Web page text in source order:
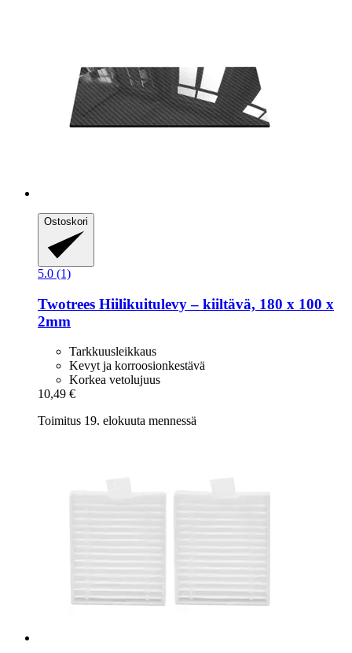
Ostoskori
5.0 (1)
Twotrees Hiilikuitulevy – kiiltävä, 180 x 100 x
2mm
Tarkkuusleikkaus
Kevyt ja korroosionkestävä
Korkea vetolujuus
10,49 €
Toimitus 19. elokuuta mennessä